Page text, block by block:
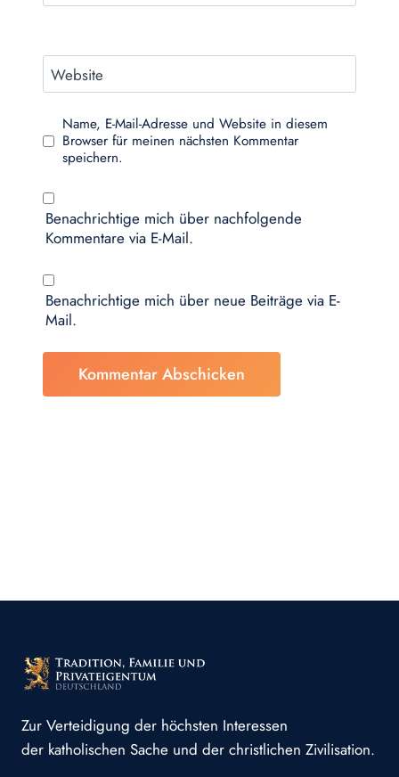
Website
Name, E-Mail-Adresse und Website in diesem
Browser für meinen nächsten Kommentar
speichern.
Benachrichtige mich über nachfolgende
Kommentare via E-Mail.
Benachrichtige mich über neue Beiträge via E-
Mail.
Zur Verteidigung der höchsten Interessen
der katholischen Sache und der christlichen Zivilisation.